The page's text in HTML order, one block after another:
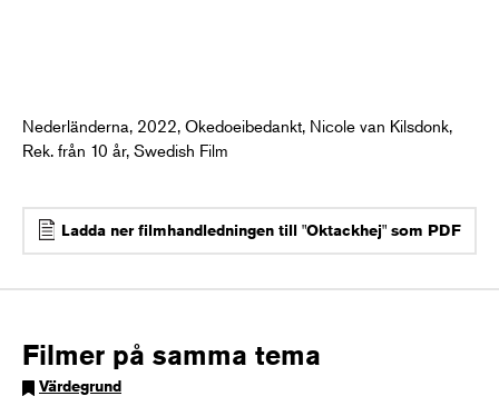
Nederländerna, 2022, Okedoeibedankt, Nicole van Kilsdonk,
Rek. från 10 år, Swedish Film
Ladda ner filmhandledningen till "Oktackhej" som PDF
Filmer på samma tema
Värdegrund